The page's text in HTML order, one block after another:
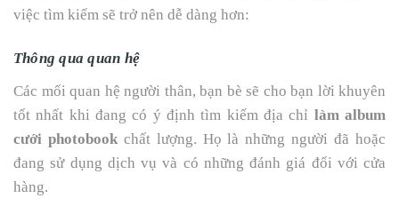
việc tìm kiếm sẽ trở nên dễ dàng hơn:
Thông qua quan hệ
Các mối quan hệ người thân, bạn bè sẽ cho bạn lời khuyên
tốt nhất khi đang có ý định tìm kiếm địa chỉ làm album
cưới photobookchất lượng. Họ là những người đã hoặc
đang sử dụng dịch vụ và có những đánh giá đối với cửa
hàng.